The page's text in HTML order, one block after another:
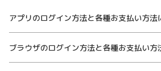
アプリのログイン方法と各種お支払い方法
ブラウザのログイン方法と各種お支払い方